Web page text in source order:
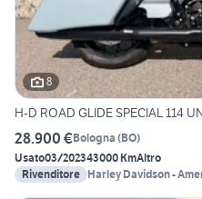
8
H-D ROAD GLIDE SPECIAL 114
28.900 €Bologna (BO)
Usato03/202343000 KmAltro
Rivenditore Harley Davidson -